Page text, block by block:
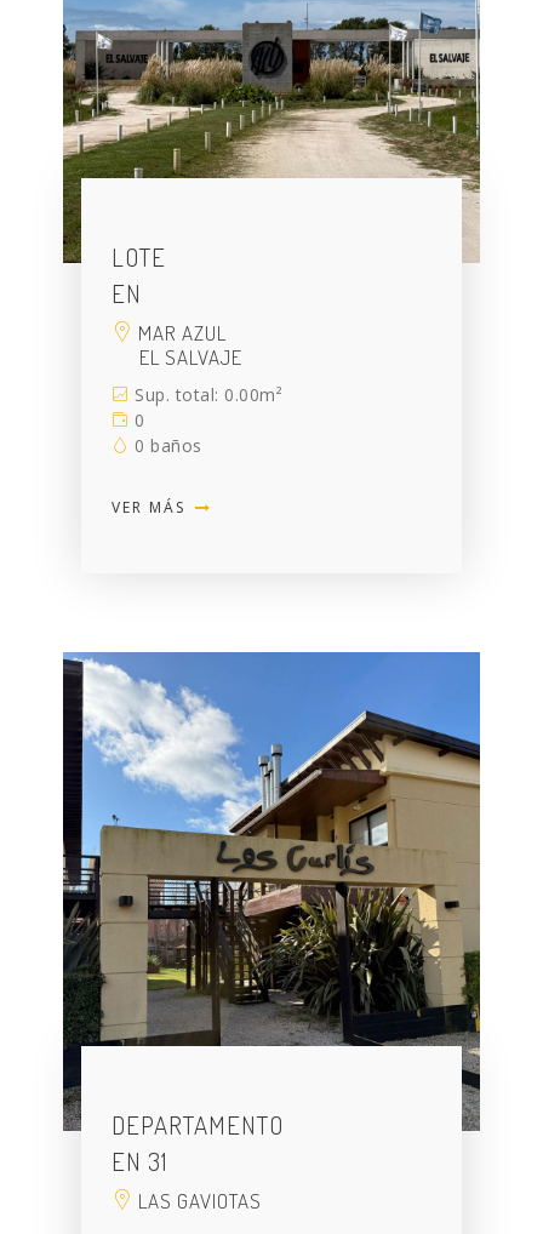
LOTE
EN
MAR AZUL
EL SALVAJE
Sup. total: 0.00m²
0
0 baños
VER MÁS
DEPARTAMENTO
EN 31
LAS GAVIOTAS